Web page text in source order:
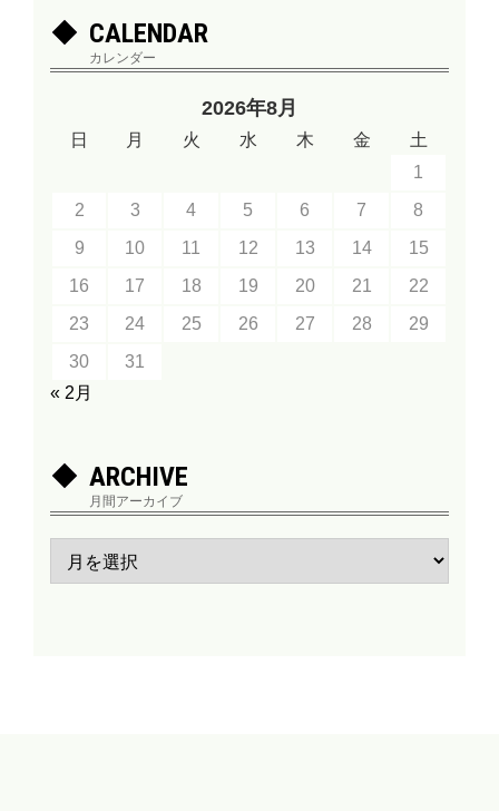
CALENDAR
カレンダー
2026年8月
日 月 火 水 木 金
土
1
2
3 4 5 6 7
8
9
10 11 12 13 14
15
16
17 18 19 20 21
22
23
24 25 26 27 28
29
30
31
« 2月
ARCHIVE
月間アーカイブ